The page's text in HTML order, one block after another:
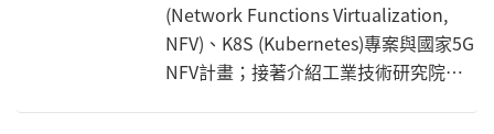
(Network Functions Virtualization,
NFV)、K8S (Kubernetes)專案與國家5G
NFV計畫；接著介紹工業技術研究院所